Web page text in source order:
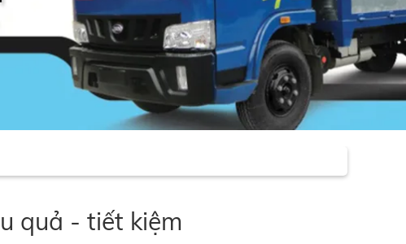
quả - tiết kiệm